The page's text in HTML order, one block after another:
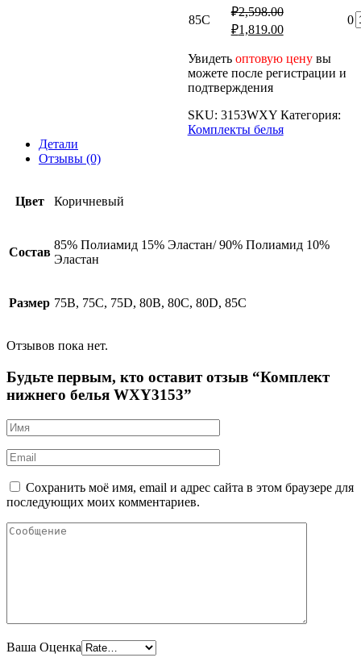
цена
составляла
₽2,598.00.
85C
₽2,598.00
Первоначальная
составляла
₽2,598.00.
₽1,819.00Текущая
₽1,819.00.
0
Увидеть оптовую ценувы
можете после регистрации и
подтверждения
SKU: 3153WXY Категория:
Комплекты белья
Детали
Отзывы (0)
Цвет Коричневый
Состав
85% Полиамид 15% Эластан/ 90% Полиамид 10%
Эластан
Размер 75B, 75C, 75D, 80B, 80C, 80D, 85C
Отзывов пока нет.
Будьте первым, кто оставит отзыв “Комплект
нижнего белья WXY3153”
Сохранить моё имя, email и адрес сайта в этом браузере для
последующих моих комментариев.
Ваша Оценка